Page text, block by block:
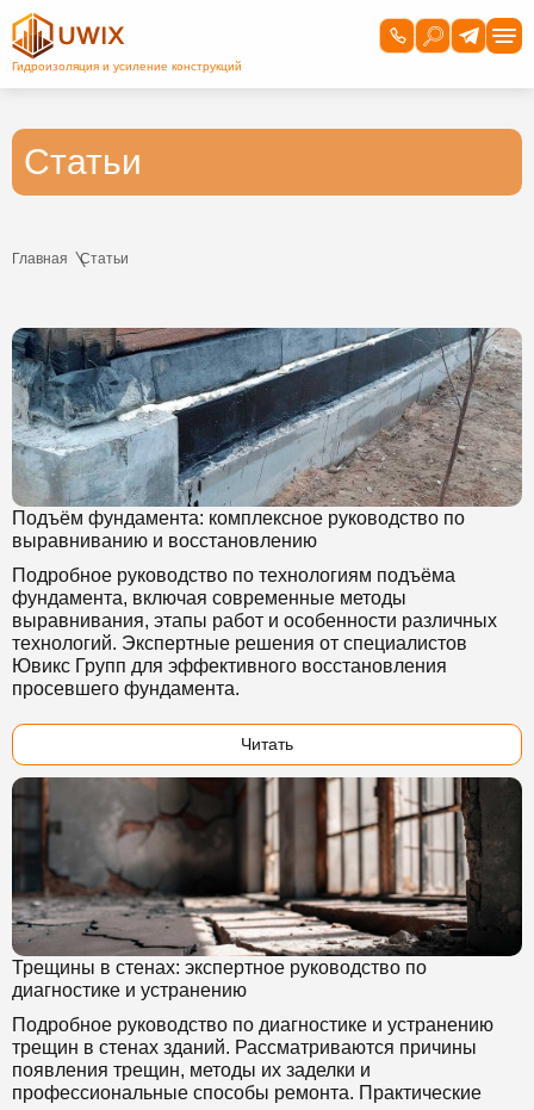
Статьи
Главная Статьи
Подъём фундамента: комплексное руководство по
выравниванию и восстановлению
Подробное руководство по технологиям подъёма
фундамента, включая современные методы
выравнивания, этапы работ и особенности различных
технологий. Экспертные решения от специалистов
Ювикс Групп для эффективного восстановления
просевшего фундамента.
Читать
Трещины в стенах: экспертное руководство по
диагностике и устранению
Подробное руководство по диагностике и устранению
трещин в стенах зданий. Рассматриваются причины
появления трещин, методы их заделки и
профессиональные способы ремонта. Практические